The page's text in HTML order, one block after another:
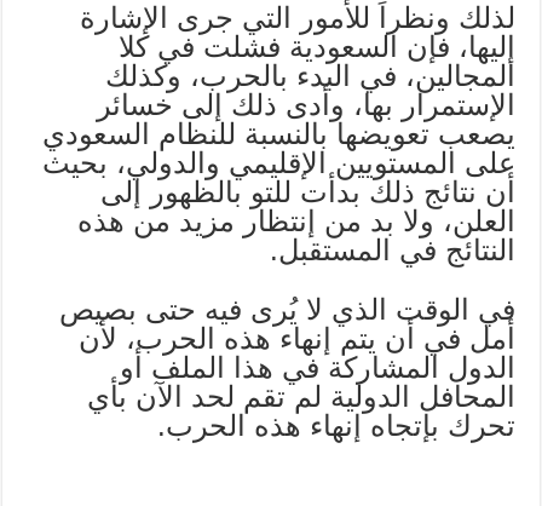
لذلك ونظراَ للأمور التي جرى الإشارة
إليها، فإن السعودية فشلت في كلا
المجالين، في البدء بالحرب، وكذلك
الإستمرار بها، وأدى ذلك إلى خسائر
يصعب تعويضها بالنسبة للنظام السعودي
على المستويين الإقليمي والدولي، بحيث
أن نتائج ذلك بدأت للتو بالظهور إلى
العلن، ولا بد من إنتظار مزيد من هذه
النتائج في المستقبل.
في الوقت الذي لا يُرى فيه حتى بصيص
أمل في أن يتم إنهاء هذه الحرب، لأن
الدول المشاركة في هذا الملف أو
المحافل الدولية لم تقم لحد الآن بأي
تحرك بإتجاه إنهاء هذه الحرب.